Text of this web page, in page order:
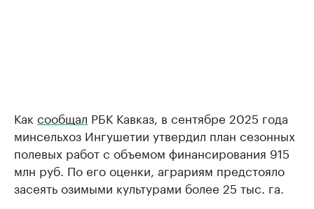
Как сообщал РБК Кавказ, в сентябре 2025 года
минсельхоз Ингушетии утвердил план сезонных
полевых работ с объемом финансирования 915
млн руб. По его оценки, аграриям предстояло
засеять озимыми культурами более 25 тыс. га.